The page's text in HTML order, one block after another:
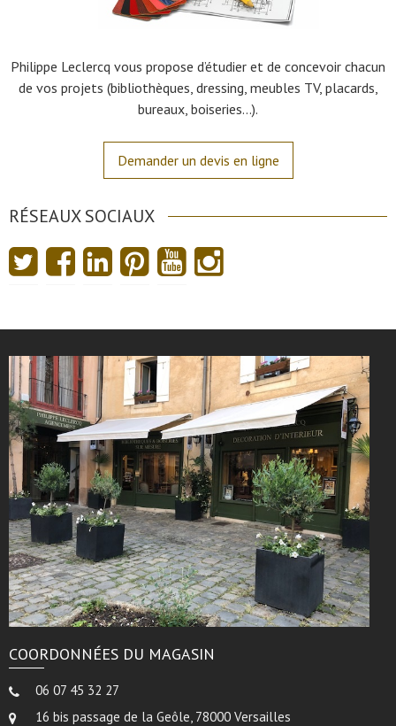
Philippe Leclercq vous propose d’étudier et de concevoir chacun
de vos projets (bibliothèques, dressing, meubles TV, placards,
bureaux, boiseries…).
Demander un devis en ligne
RÉSEAUX SOCIAUX
COORDONNÉES DU MAGASIN
06 07 45 32 27
16 bis passage de la Geôle, 78000 Versailles